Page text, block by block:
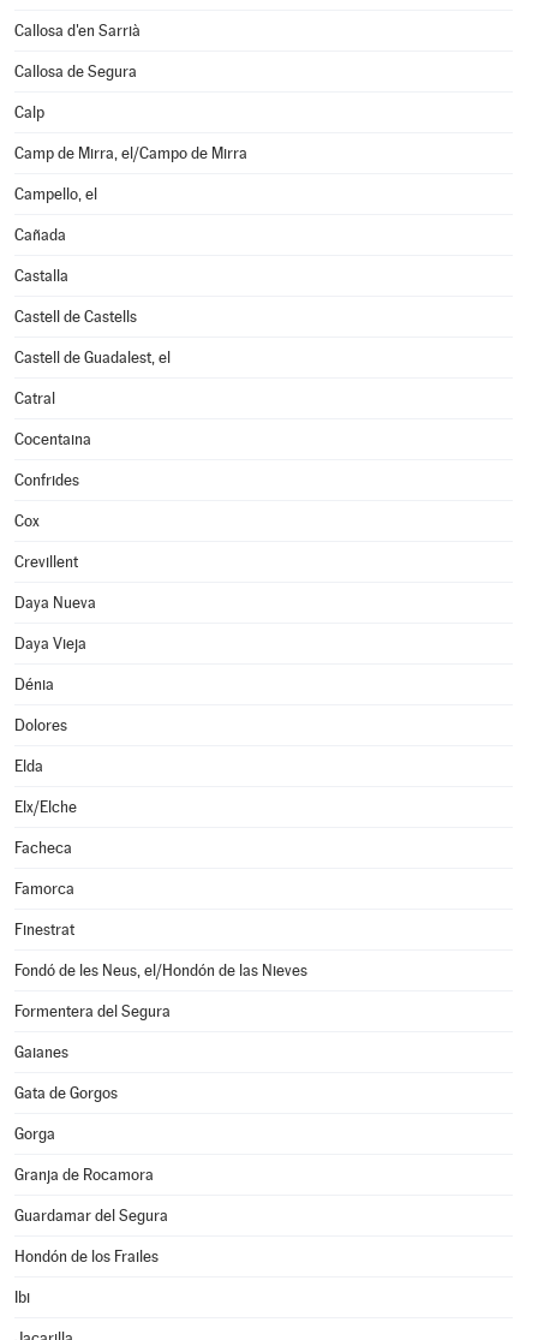
Callosa d'en Sarrià
Callosa de Segura
Calp
Camp de Mirra, el/Campo de Mirra
Campello, el
Cañada
Castalla
Castell de Castells
Castell de Guadalest, el
Catral
Cocentaina
Confrides
Cox
Crevillent
Daya Nueva
Daya Vieja
Dénia
Dolores
Elda
Elx/Elche
Facheca
Famorca
Finestrat
Fondó de les Neus, el/Hondón de las Nieves
Formentera del Segura
Gaianes
Gata de Gorgos
Gorga
Granja de Rocamora
Guardamar del Segura
Hondón de los Frailes
Ibi